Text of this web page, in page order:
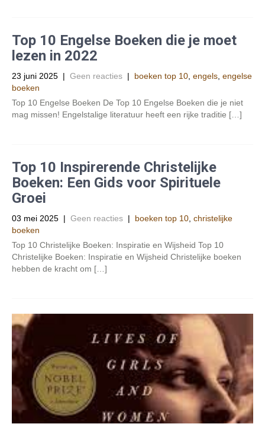
Top 10 Engelse Boeken die je moet
lezen in 2022
23 juni 2025 | Geen reacties | boeken top 10 engels engelse
boeken
Top 10 Engelse Boeken De Top 10 Engelse Boeken die je niet
mag missen! Engelstalige literatuur heeft een rijke traditie […]
Top 10 Inspirerende Christelijke
Boeken: Een Gids voor Spirituele
Groei
03 mei 2025 | Geen reacties | boeken top 10 christelijke
boeken
Top 10 Christelijke Boeken: Inspiratie en Wijsheid Top 10
Christelijke Boeken: Inspiratie en Wijsheid Christelijke boeken
hebben de kracht om […]